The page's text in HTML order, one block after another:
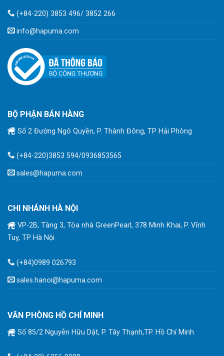
(+84-220) 3853 496/ 3852 266
info@hapuma.com
BỘ PHẬN BÁN HÀNG
Số 2 Đường Ngô Quyền, P. Thành Đông, TP Hải Phòng
(+84-220)3853 594/0936853565
sales@hapuma.com
CHI NHÁNH HÀ NỘI
VP-2B, Tầng 3, Tòa nhà GreenPearl, 378 Minh Khai, P. Vĩnh
Tuy, TP Hà Nội
(+84)0989 026793
sales.hanoi@hapuma.com
VĂN PHÒNG HỒ CHÍ MINH
Số 85/2 Nguyễn Hữu Dật, P. Tây Thạnh,TP. Hồ Chí Minh